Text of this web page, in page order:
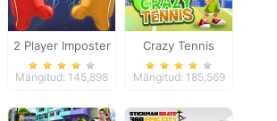
2 Player Imposter
Soccer
Mängitud: 145,898
Crazy Tennis
Mängitud: 185,569